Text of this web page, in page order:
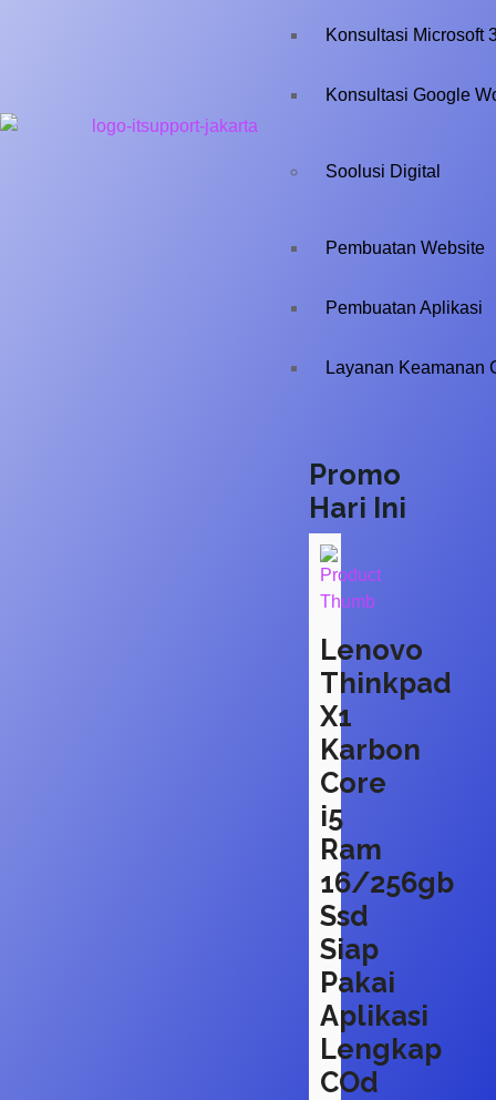
Konsultasi Microsoft
Konsultasi Google
Soolusi Digital
Pembuatan Website
Pembuatan Aplikasi
Layanan Keamanan
Promo
Hari Ini
Lenovo
Thinkpad
X1
Karbon
Core
i5
Ram
16/256gb
Ssd
Siap
Pakai
Aplikasi
Lengkap
COd